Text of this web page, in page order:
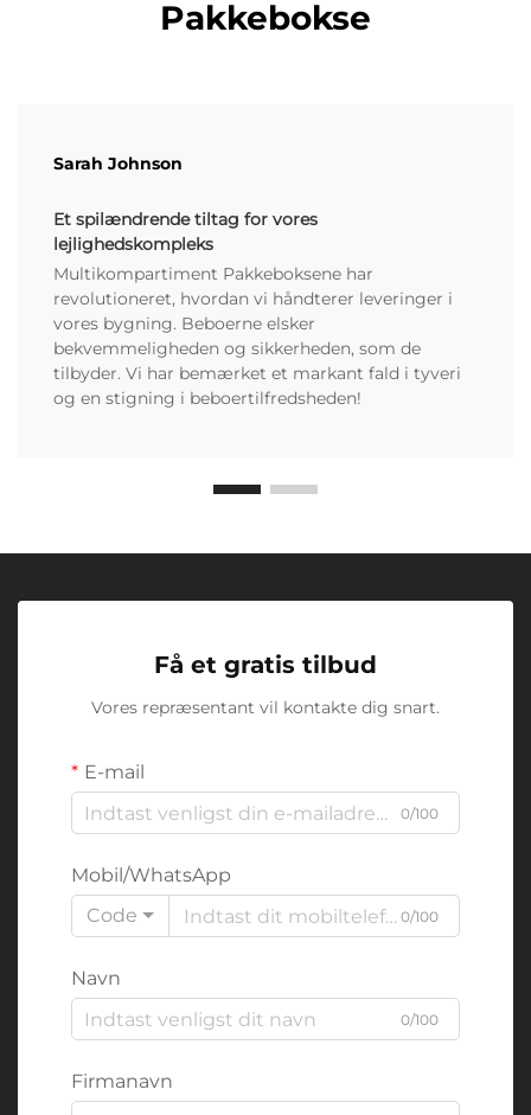
Pakkebokse
Sarah Johnson
Et spilændrende tiltag for vores
lejlighedskompleks
Multikompartiment Pakkeboksene har
revolutioneret, hvordan vi håndterer leveringer i
vores bygning. Beboerne elsker
bekvemmeligheden og sikkerheden, som de
tilbyder. Vi har bemærket et markant fald i tyveri
og en stigning i beboertilfredsheden!
Få et gratis tilbud
Vores repræsentant vil kontakte dig snart.
E-mail
0/100
Mobil/WhatsApp
Code
0/100
Navn
0/100
Firmanavn